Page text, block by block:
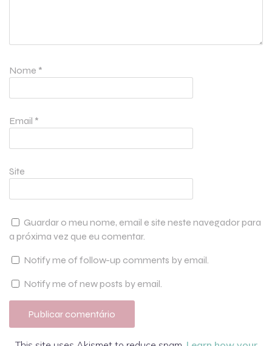
Nome *
Email *
Site
Guardar o meu nome, email e site neste navegador para
a próxima vez que eu comentar.
Notify me of follow-up comments by email.
Notify me of new posts by email.